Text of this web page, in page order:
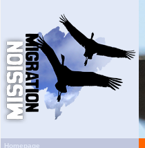
Homepage